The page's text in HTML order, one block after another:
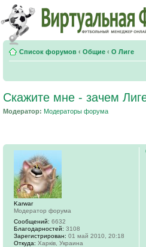
Список форумов ‹ Общие ‹ О Лиге
Скажите мне - зачем
Модератор: Модераторы форума
Karwar
Модератор форума
Сообщений: 6632
Благодарностей: 3108
Зарегистрирован: 01 май 2010, 20:18
Откуда: Харків, Украина